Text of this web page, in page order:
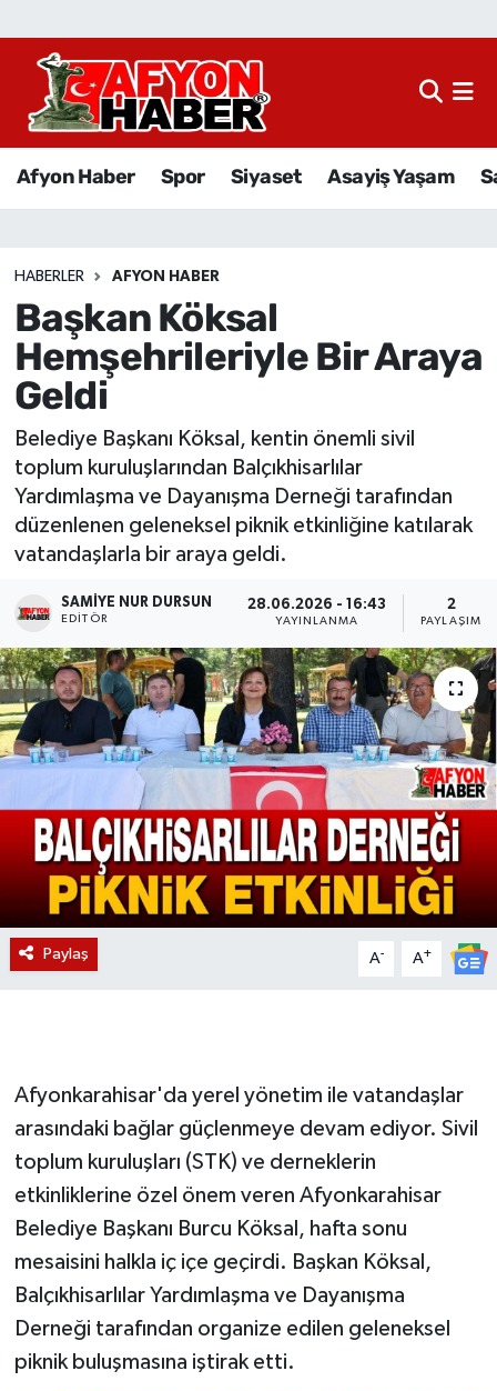
Afyon Haber Spor Siyaset Asayiş Yaşam
HABERLER AFYON HABER
Başkan Köksal
Hemşehrileriyle Bir Araya
Geldi
Belediye Başkanı Köksal, kentin önemli sivil
toplum kuruluşlarından Balçıkhisarlılar
Yardımlaşma ve Dayanışma Derneği tarafından
düzenlenen geleneksel piknik etkinliğine katılarak
vatandaşlarla bir araya geldi.
SAMIYE NUR DURSUN
EDITÖR
28.06.2026 - 16:43
YAYINLANMA
2
PAYLAŞIM
Paylaş A- A+
Afyonkarahisar'da yerel yönetim ile vatandaşlar
arasındaki bağlar güçlenmeye devam ediyor. Sivil
toplum kuruluşları (STK) ve derneklerin
etkinliklerine özel önem veren Afyonkarahisar
Belediye Başkanı Burcu Köksal, hafta sonu
mesaisini halkla iç içe geçirdi. Başkan Köksal,
Balçıkhisarlılar Yardımlaşma ve Dayanışma
Derneği tarafından organize edilen geleneksel
piknik buluşmasına iştirak etti.
Afyon Haber
Sağlık
Eğitim
Ekonomi
Magazin
Etkinlikler